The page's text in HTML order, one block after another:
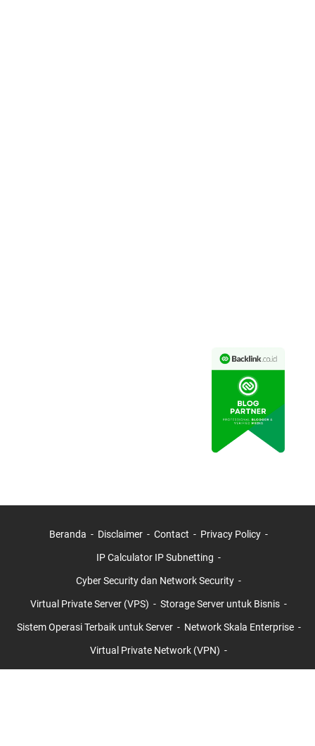
Beranda Disclaimer Contact Privacy Policy
IP Calculator IP Subnetting
Cyber Security dan Network Security
Virtual Private Server (VPS) Storage Server untuk Bisnis
Sistem Operasi Terbaik untuk Server Network Skala Enterprise
Virtual Private Network (VPN)